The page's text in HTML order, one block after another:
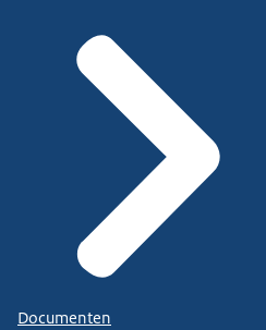
Documenten